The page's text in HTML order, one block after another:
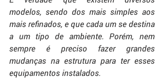
modelos, sendo dos mais simples aos
mais refinados, e que cada um se destina
a um tipo de ambiente. Porém, nem
sempre é preciso fazer grandes
mudanças na estrutura para ter esses
equipamentos instalados.